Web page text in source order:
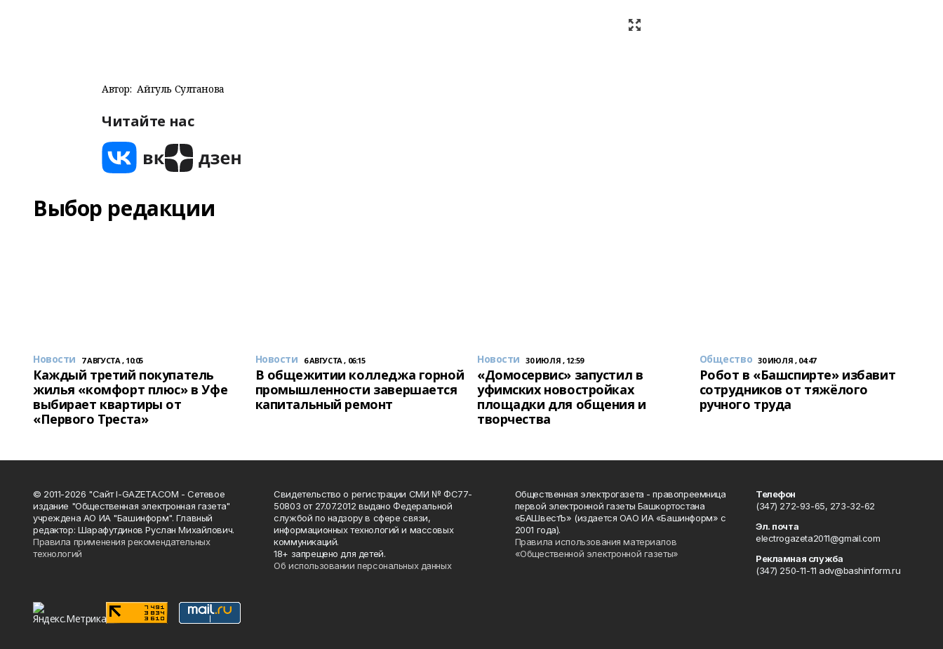
Автор: Айгуль Султанова
Читайте нас
Выбор редакции
Новости 7 АВГУСТА , 10:05
Каждый третий покупатель
жилья «комфорт плюс» в Уфе
выбирает квартиры от
«Первого Треста»
Новости 6 АВГУСТА , 06:15
В общежитии колледжа горной
промышленности завершается
капитальный ремонт
Новости 30 ИЮЛЯ , 12:59
«Домосервис» запустил в
уфимских новостройках
площадки для общения и
творчества
Общество 30 ИЮЛЯ , 04:47
Робот в «Башспирте» избавит
сотрудников от тяжёлого
ручного труда
© 2011-2026 "Сайт I-GAZETA.COM - Сетевое
издание "Общественная электронная газета"
учреждена АО ИА "Башинформ". Главный
редактор: Шарафутдинов Руслан Михайлович.
Правила применения рекомендательных
технологий
Свидетельство о регистрации СМИ № ФС77-
50803 от 27.07.2012 выдано Федеральной
службой по надзору в сфере связи,
информационных технологий и массовых
коммуникаций.
18+ запрещено для детей.
Об использовании персональных данных
Общественная электрогазета - правопреемница
первой электронной газеты Башкортостана
«БАШвестЪ» (издается ОАО ИА «Башинформ» с
2001 года).
Правила использования материалов
«Общественной электронной газеты»
Телефон
(347) 272-93-65, 273-32-62
Эл. почта
electrogazeta2011@gmail.com
Рекламная служба
(347) 250-11-11 adv@bashinform.ru